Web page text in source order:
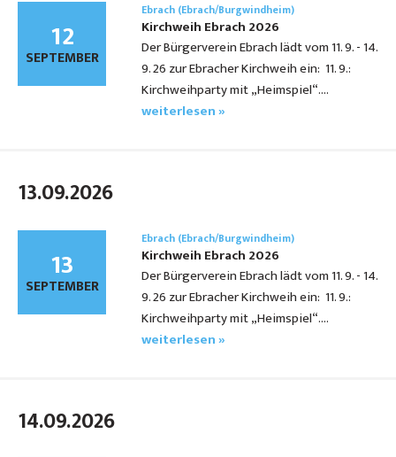
12
SEPTEMBER
Ebrach (Ebrach/Burgwindheim)
Kirchweih Ebrach 2026
Der Bürgerverein Ebrach lädt vom 11. 9. - 14.
9. 26 zur Ebracher Kirchweih ein: 11. 9.:
Kirchweihparty mit „Heimspiel“.…
weiterlesen »
13.09.2026
13
SEPTEMBER
Ebrach (Ebrach/Burgwindheim)
Kirchweih Ebrach 2026
Der Bürgerverein Ebrach lädt vom 11. 9. - 14.
9. 26 zur Ebracher Kirchweih ein: 11. 9.:
Kirchweihparty mit „Heimspiel“.…
weiterlesen »
14.09.2026